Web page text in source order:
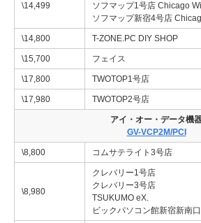
\14,499
ソフマップ1号店 Chicago
ソフマップ新宿4号店
\14,800 T-ZONE.PC DIY SHOP
\15,700 フェイス
\17,800 TWOTOP1号店
\17,980 TWOTOP2号店
アイ・オー・データ機
GV-VCP2M/PCI
\8,800 コムサテライト3号店
\8,980
クレバリー1号店
クレバリー3号店
TSUKUMO eX.
ビックパソコン館新宿新南